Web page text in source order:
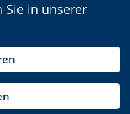
in unserer